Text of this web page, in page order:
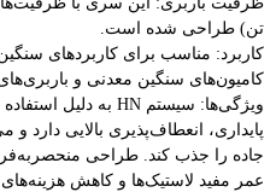
تن) طراحی شده است.
کاربرد: مناسب برای کاربردهای
کامیون‌های سنگین معدنی و
ویژگی‌ها: سیستم HN
به دلیل
پایداری، انعطاف‌پذیری بالایی
جاده را جذب کند. طراحی
عمر مفید لاستیک‌ها و کاهش